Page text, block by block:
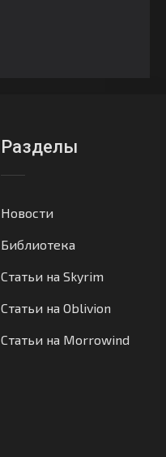
Разделы
Новости
Библиотека
Статьи на Skyrim
Статьи на Oblivion
Статьи на Morrowind